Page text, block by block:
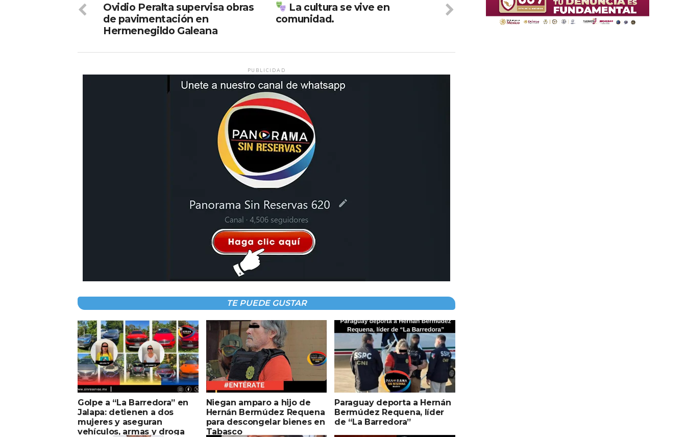
La cultura se vive en
comunidad.
Ovidio Peralta supervisa obras
de pavimentación en
Hermenegildo Galeana
PUBLICIDAD
TE PUEDE GUSTAR
Golpe a “La Barredora” en
Jalapa: detienen a dos
mujeres y aseguran
vehículos, armas y droga
Niegan amparo a hijo de
Hernán Bermúdez Requena
para descongelar bienes en
Tabasco
Paraguay deporta a Hernán
Bermúdez Requena, líder
de “La Barredora”